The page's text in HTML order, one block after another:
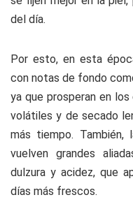
del día.
Por esto, en esta
con notas de fondo
ya que prosperan en
volátiles y de secado
más tiempo.
vuelven grandes
dulzura y acidez, que
días más frescos.